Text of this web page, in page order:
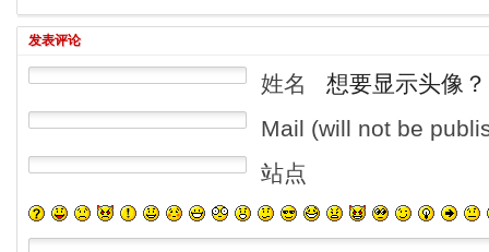
发表评论
姓名
想要显示头像？
Mail (will not be
站点